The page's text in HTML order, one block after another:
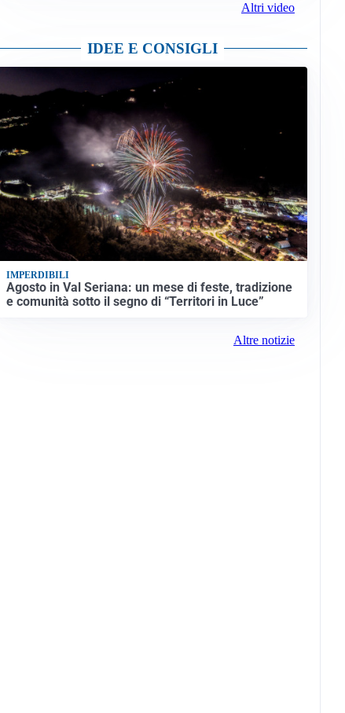
Altri video
IDEE E CONSIGLI
IMPERDIBILI
Agosto in Val Seriana: un mese di feste, tradizione
e comunità sotto il segno di “Territori in Luce”
Altre notizie